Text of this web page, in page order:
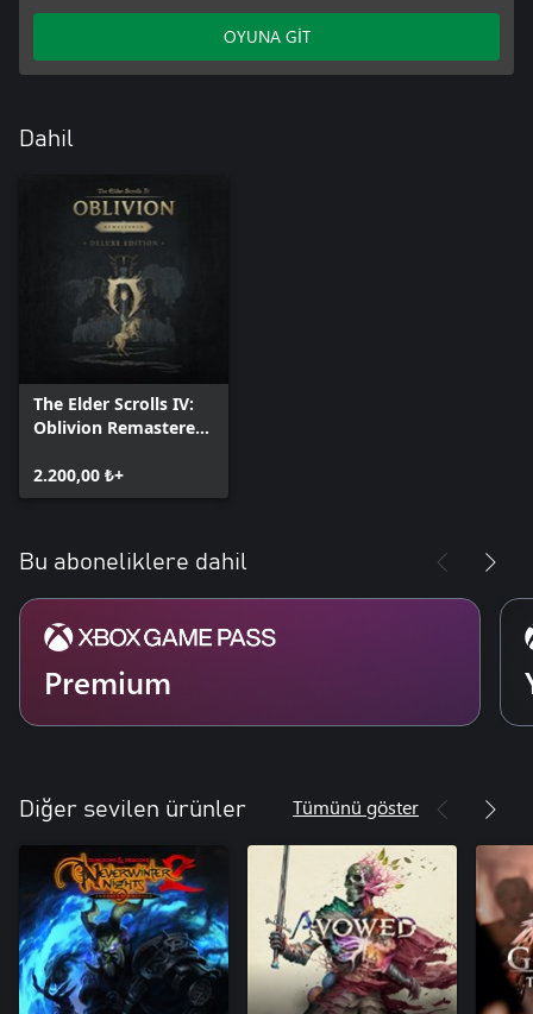
OYUNA GİT
Dahil
The Elder Scrolls IV:
Oblivion Remastered
2.200,00 ₺+
Bu aboneliklere dahil
Premium
Diğer sevilen ürünler Tümünü göster